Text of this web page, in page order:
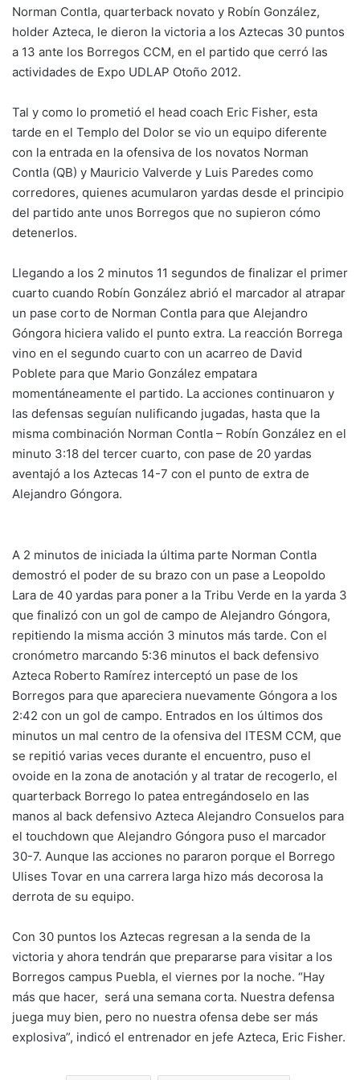
Norman Contla, quarterback novato y Robín González,
holder Azteca, le dieron la victoria a los Aztecas 30 puntos
a 13 ante los Borregos CCM, en el partido que cerró las
actividades de Expo UDLAP Otoño 2012.
Tal y como lo prometió el head coach Eric Fisher, esta
tarde en el Templo del Dolor se vio un equipo diferente
con la entrada en la ofensiva de los novatos Norman
Contla (QB) y Mauricio Valverde y Luis Paredes como
corredores, quienes acumularon yardas desde el principio
del partido ante unos Borregos que no supieron cómo
detenerlos.
Llegando a los 2 minutos 11 segundos de finalizar el primer
cuarto cuando Robín González abrió el marcador al atrapar
un pase corto de Norman Contla para que Alejandro
Góngora hiciera valido el punto extra. La reacción Borrega
vino en el segundo cuarto con un acarreo de David
Poblete para que Mario González empatara
momentáneamente el partido. La acciones continuaron y
las defensas seguían nulificando jugadas, hasta que la
misma combinación Norman Contla – Robín González en el
minuto 3:18 del tercer cuarto, con pase de 20 yardas
aventajó a los Aztecas 14-7 con el punto de extra de
Alejandro Góngora.
A 2 minutos de iniciada la última parte Norman Contla
demostró el poder de su brazo con un pase a Leopoldo
Lara de 40 yardas para poner a la Tribu Verde en la yarda 3
que finalizó con un gol de campo de Alejandro Góngora,
repitiendo la misma acción 3 minutos más tarde. Con el
cronómetro marcando 5:36 minutos el back defensivo
Azteca Roberto Ramírez interceptó un pase de los
Borregos para que apareciera nuevamente Góngora a los
2:42 con un gol de campo. Entrados en los últimos dos
minutos un mal centro de la ofensiva del ITESM CCM, que
se repitió varias veces durante el encuentro, puso el
ovoide en la zona de anotación y al tratar de recogerlo, el
quarterback Borrego lo patea entregándoselo en las
manos al back defensivo Azteca Alejandro Consuelos para
el touchdown que Alejandro Góngora puso el marcador
30-7. Aunque las acciones no pararon porque el Borrego
Ulises Tovar en una carrera larga hizo más decorosa la
derrota de su equipo.
Con 30 puntos los Aztecas regresan a la senda de la
victoria y ahora tendrán que prepararse para visitar a los
Borregos campus Puebla, el viernes por la noche. “Hay
más que hacer, será una semana corta. Nuestra defensa
juega muy bien, pero no nuestra ofensa debe ser más
explosiva”, indicó el entrenador en jefe Azteca, Eric Fisher.